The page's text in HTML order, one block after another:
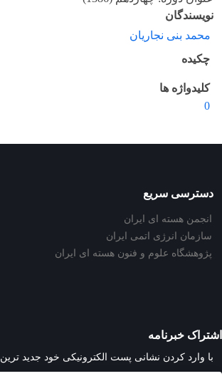
نویسندگان
محمد بنی نجاریان
چکیده
کلیدواژه ها
0
دسترسی سریع
انجمن هسته ای ایران
سازمان انرژی اتمی ایران
پژوهشگاه علوم و فنون هسته ای ایران
اشتراک خبرنامه
با وارد کردن نشانی پست الکترونیکی خود جدید ترین